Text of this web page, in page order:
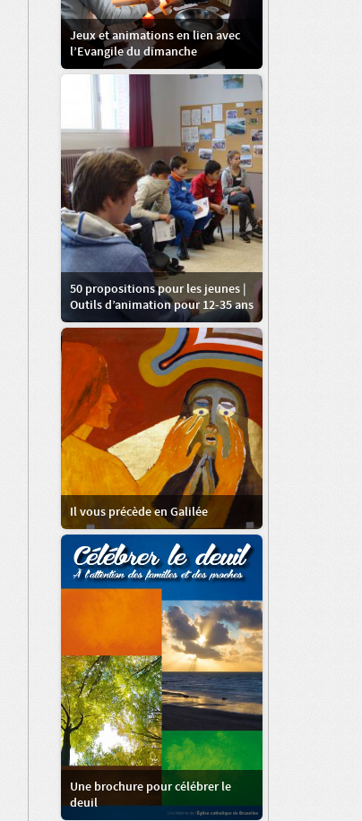
Jeux et animations en lien avec
l’Evangile du dimanche
50 propositions pour les jeunes |
Outils d’animation pour 12-35 ans
Il vous précède en Galilée
Une brochure pour célébrer le
deuil